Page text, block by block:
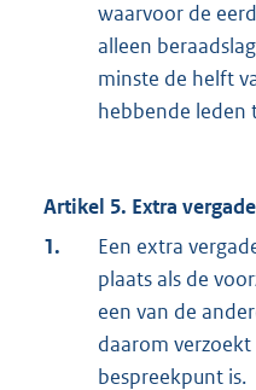
waarvoor de
alleen
minste de helft
hebbende leden
Artikel 5. Extra
1.
Een extra
plaats als de
een van de
daarom
bespreekpunt is.